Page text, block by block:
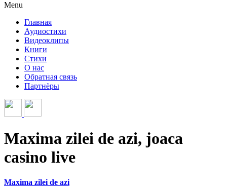
Menu
Главная
Аудиостихи
Видеоклипы
Книги
Стихи
О нас
Обратная связь
Партнёры
Maxima zilei de azi, joaca
casino live
Maxima zilei de azi